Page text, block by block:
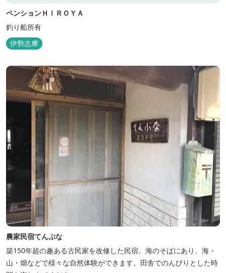
ペンションＨＩＲＯＹＡ
釣り船所有
伊勢志摩
農家民宿てんぷな
築150年超の趣ある古民家を改修した民宿。海のそばにあり、海・
山・畑などで様々な自然体験ができます。田舎でのんびりとした時